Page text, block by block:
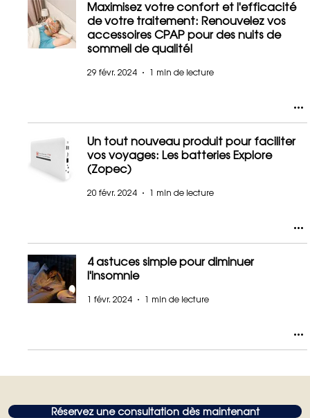
Maximisez votre confort et l'efficacité
de votre traitement: Renouvelez vos
accessoires CPAP pour des nuits de
sommeil de qualité!
29 févr. 2024 1 min de lecture
Un tout nouveau produit pour faciliter
vos voyages: Les batteries Explore
(Zopec)
20 févr. 2024 1 min de lecture
4 astuces simple pour diminuer
l'insomnie
1 févr. 2024 1 min de lecture
Réservez une consultation dès maintenant